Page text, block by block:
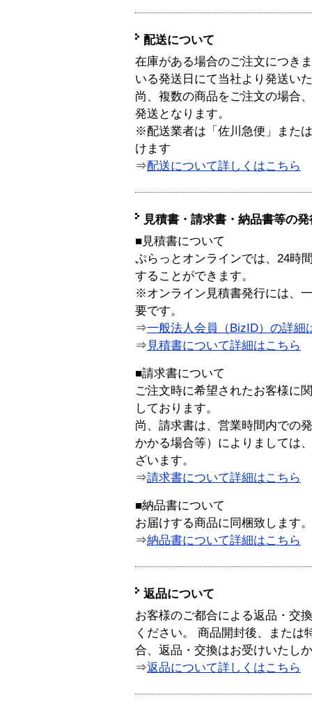
配送について
在庫がある場合のご注文につき
いる発送日にて当社より発送い
尚、複数の商品をご注文の場合
発送となります。
※配送業者は「佐川急便」また
けます
⇒配送について詳しくはこちら
見積書・請求書・納品書等の
■見積書について
ぷらっとオンラインでは、24時
することができます。
※オンライン見積書発行には、
要です。
⇒一般法人会員（BizID）の詳細
⇒ 見積書について詳細はこちら
■請求書について
ご注文時に希望されたお客様に
しております。
尚、請求書は、営業時間内での
かかる場合等）によりましては
ざいます。
⇒請求書について詳細はこちら
■納品書について
お届けする商品に同梱致します。
⇒納品書について詳細はこちら
返品について
お客様のご都合による返品・交
ください。 商品開封後、または
合、返品・交換はお受けいたし
⇒返品について詳しくはこちら